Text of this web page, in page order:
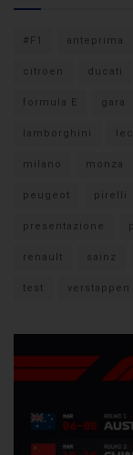
#F1 anteprima
citroen ducati
formula E gara
lamborghini
milano monza
peugeot pirelli
presentazione
renault sainz
test verstappen